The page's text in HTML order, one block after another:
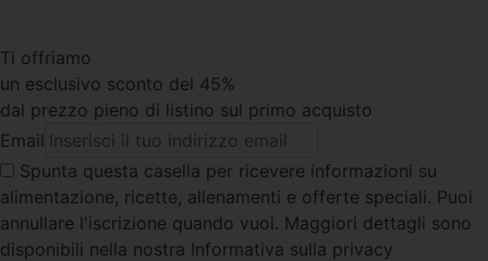
Ti offriamo
un esclusivo sconto del 45%
dal prezzo pieno di listino sul primo acquisto
Email
Spunta questa casella per ricevere informazioni su
alimentazione, ricette, allenamenti e offerte speciali. Puoi
annullare l'iscrizione quando vuoi. Maggiori dettagli sono
disponibili nella nostra Informativa sulla privacy